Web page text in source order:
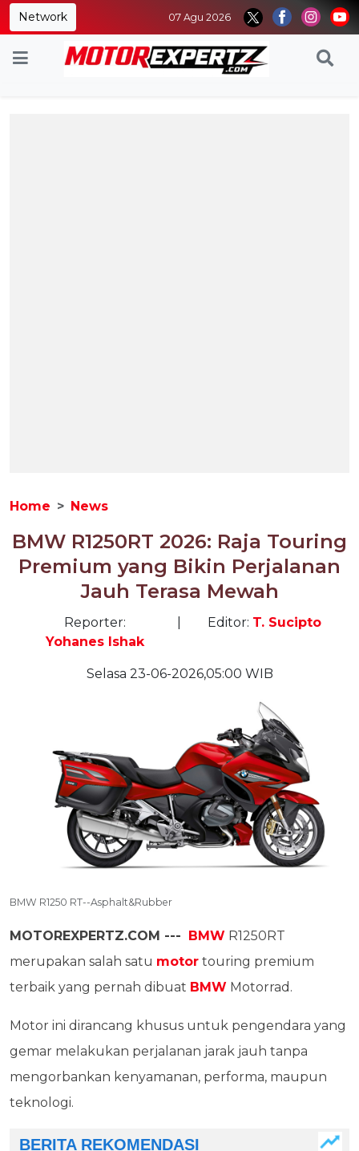
Network 07 Agu 2026
Home News
BMW R1250RT 2026: Raja Touring
Premium yang Bikin Perjalanan
Jauh Terasa Mewah
Reporter:
Yohanes Ishak
Editor: T. Sucipto
Selasa 23-06-2026,05:00 WIB
BMW R1250 RT--Asphalt&Rubber
MOTOREXPERTZ.COM --- BMW R1250RT
merupakan salah satu motor touring premium
terbaik yang pernah dibuat BMW Motorrad.
Motor ini dirancang khusus untuk pengendara yang
gemar melakukan perjalanan jarak jauh tanpa
mengorbankan kenyamanan, performa, maupun
teknologi.